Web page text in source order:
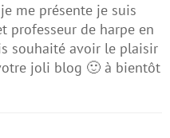
me présente je suis
professeur de harpe en
souhaité avoir le plaisir
joli blog 🙂 à bientôt